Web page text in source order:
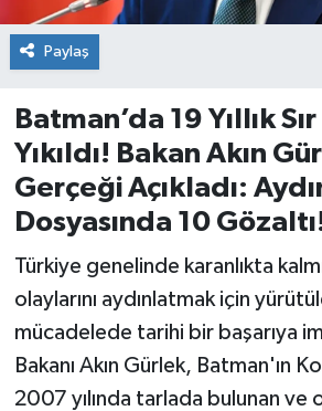
Paylaş
Batman’da 19 Yıllık
Yıkıldı! Bakan Akın
Gerçeği Açıkladı:
Dosyasında 10
Türkiye genelinde karanlıkta
olaylarını aydınlatmak için
mücadelede tarihi bir başarıya
Bakanı Akın Gürlek, Batman'ın
2007 yılında tarlada bulunan ve
Gönen
İvrindi
KENT GÜNDEMİ
Kepsut
KÜLTÜR-SANAT